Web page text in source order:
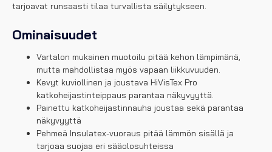
tarjoavat runsaasti tilaa turvallista säilytykseen.
Ominaisuudet
Vartalon mukainen muotoilu pitää kehon lämpimänä,
mutta mahdollistaa myös vapaan liikkuvuuden.
Kevyt kuviollinen ja joustava HiVisTex Pro
katkoheijastinteippaus parantaa näkyvyyttä.
Painettu katkoheijastinnauha joustaa sekä parantaa
näkyvyyttä
Pehmeä Insulatex-vuoraus pitää lämmön sisällä ja
tarjoaa suojaa eri sääolosuhteissa